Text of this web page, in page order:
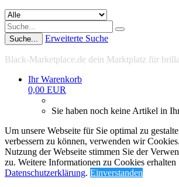
Suche... Erweiterte Suche
Black-Marketplace.de dein Marktplatz für
Ihr Warenkorb
0,00 EUR
Sie haben noch keine Artikel in
Um unsere Webseite für Sie optimal zu
verbessern zu können, verwenden wir
Nutzung der Webseite stimmen Sie der
zu. Weitere Informationen zu Cookies erhalten
Datenschutzerklärung. Einverstanden